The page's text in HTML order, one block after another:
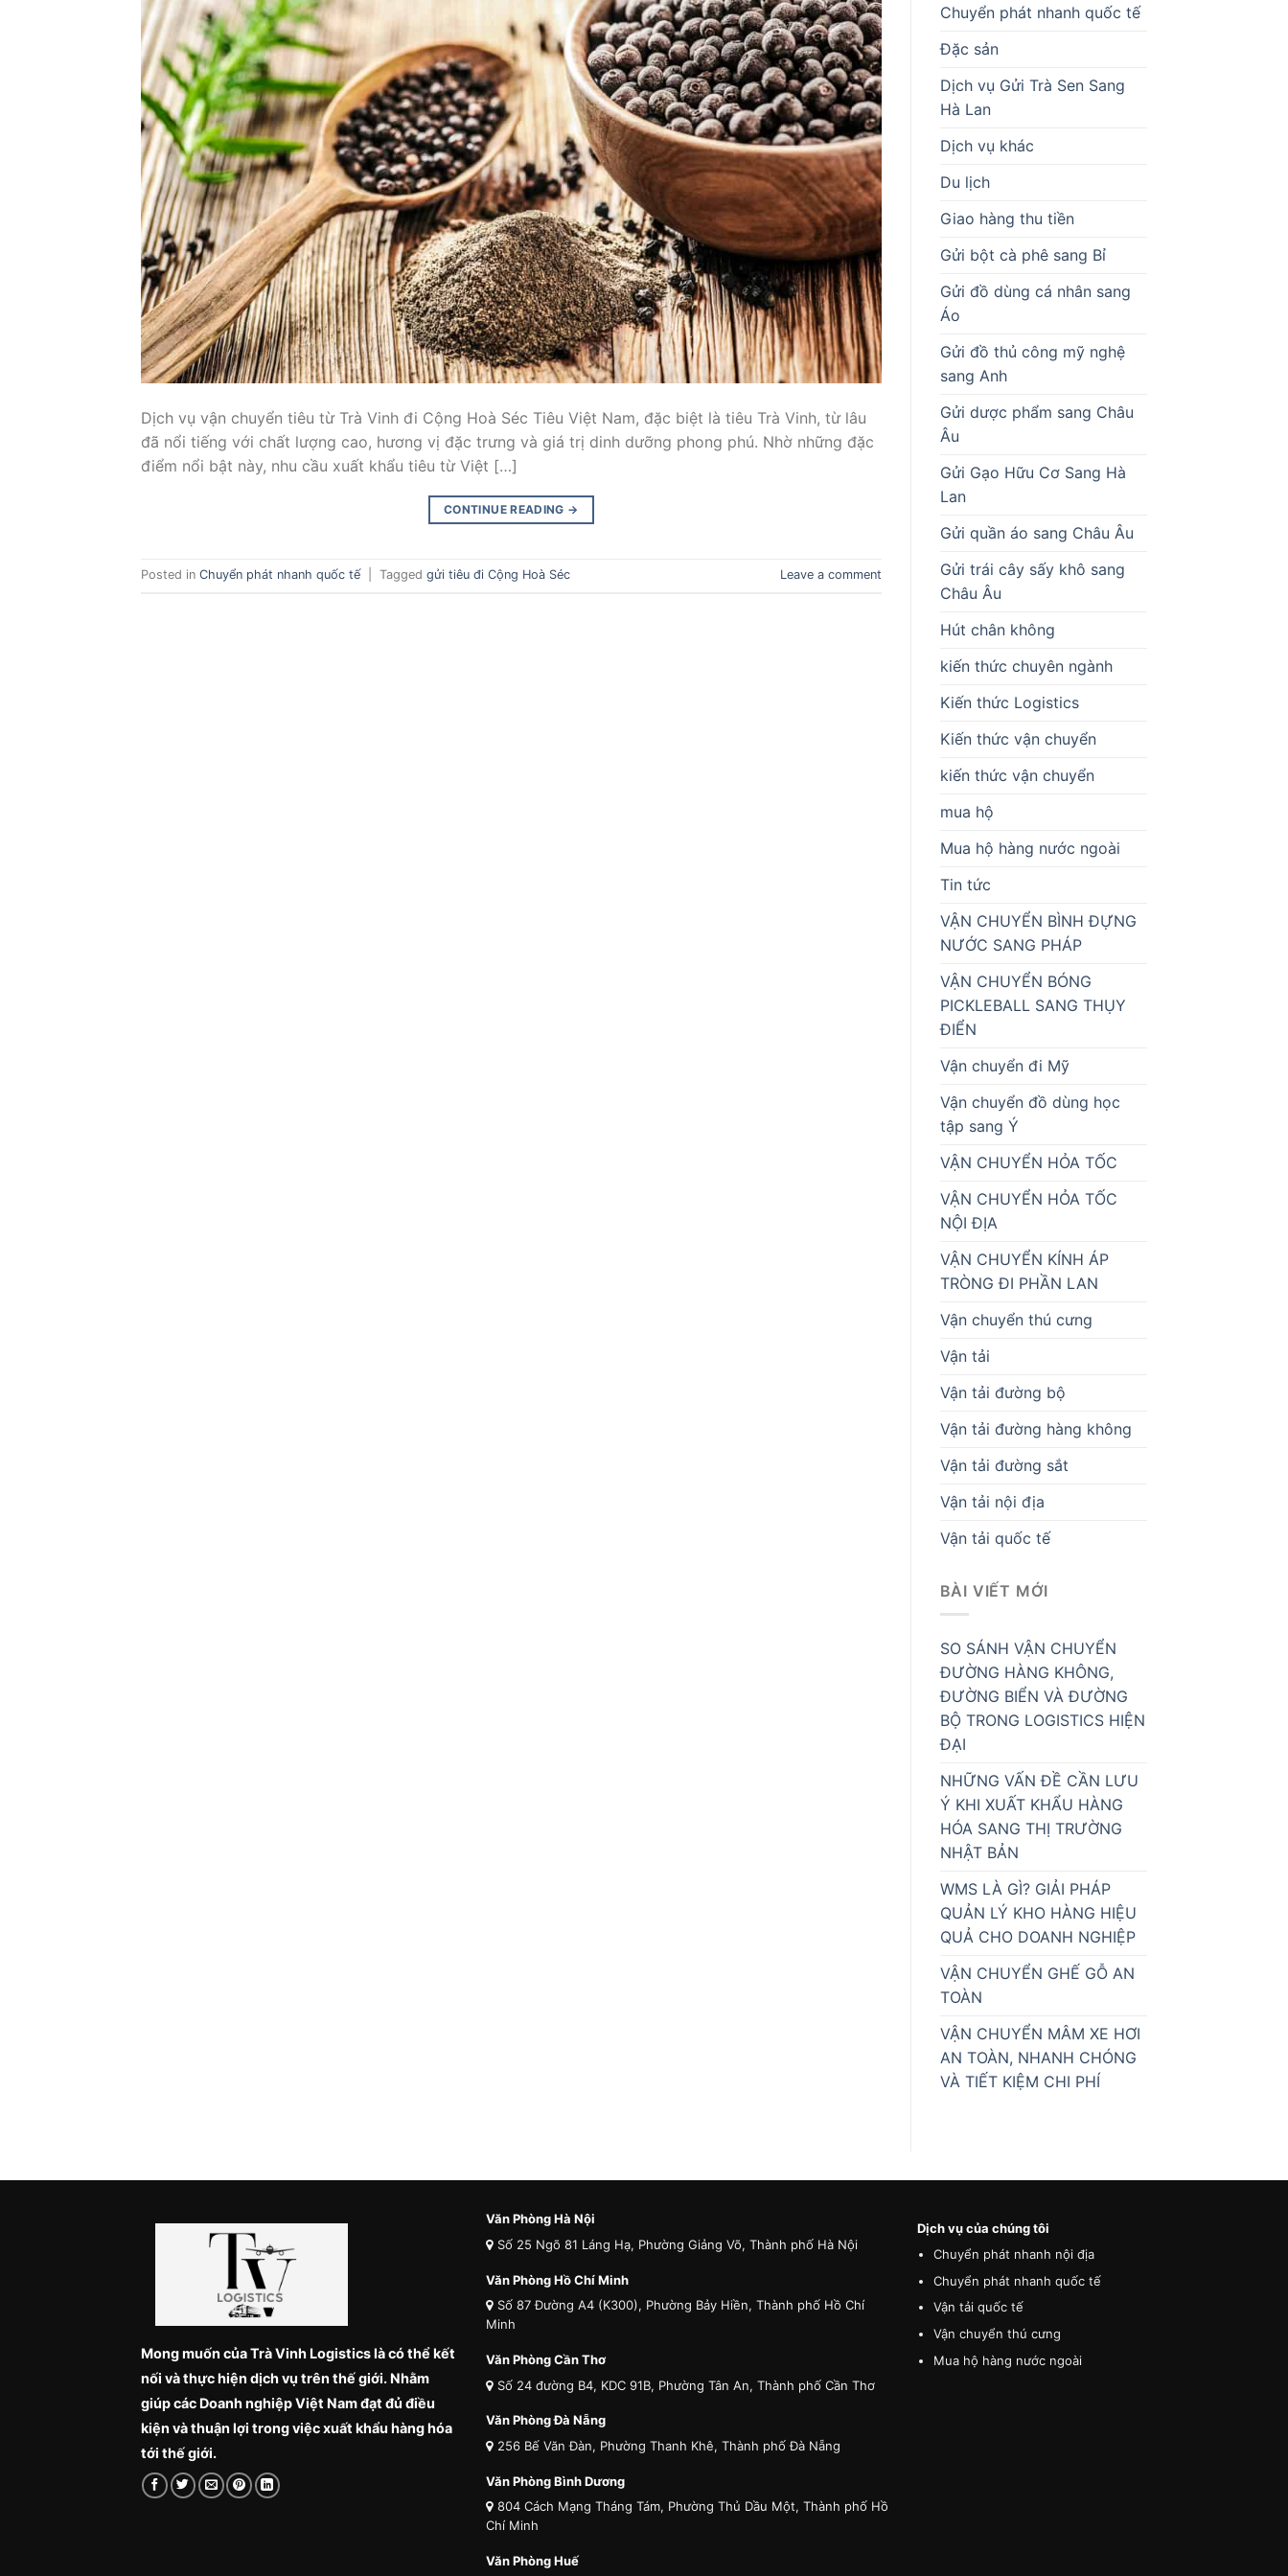
Dịch vụ vận chuyển tiêu từ Trà Vinh đi Cộng Hoà Séc Tiêu Việt Nam, đặc biệt là tiêu Trà Vinh, từ lâu
đã nổi tiếng với chất lượng cao, hương vị đặc trưng và giá trị dinh dưỡng phong phú. Nhờ những đặc
điểm nổi bật này, nhu cầu xuất khẩu tiêu từ Việt […]
CONTINUE READING →
Posted in Chuyển phát nhanh quốc tế Tagged gửi tiêu đi Cộng Hoà Séc Leave a comment
Chuyển phát nhanh quốc tế
Đặc sản
Dịch vụ Gửi Trà Sen Sang
Hà Lan
Dịch vụ khác
Du lịch
Giao hàng thu tiền
Gửi bột cà phê sang Bỉ
Gửi đồ dùng cá nhân sang
Áo
Gửi đồ thủ công mỹ nghệ
sang Anh
Gửi dược phẩm sang Châu
Âu
Gửi Gạo Hữu Cơ Sang Hà
Lan
Gửi quần áo sang Châu Âu
Gửi trái cây sấy khô sang
Châu Âu
Hút chân không
kiến thức chuyên ngành
Kiến thức Logistics
Kiến thức vận chuyển
kiến thức vận chuyển
mua hộ
Mua hộ hàng nước ngoài
Tin tức
VẬN CHUYỂN BÌNH ĐỰNG
NƯỚC SANG PHÁP
VẬN CHUYỂN BÓNG
PICKLEBALL SANG THỤY
ĐIỂN
Vận chuyển đi Mỹ
Vận chuyển đồ dùng học
tập sang Ý
VẬN CHUYỂN HỎA TỐC
VẬN CHUYỂN HỎA TỐC
NỘI ĐỊA
VẬN CHUYỂN KÍNH ÁP
TRÒNG ĐI PHẦN LAN
Vận chuyển thú cưng
Vận tải
Vận tải đường bộ
Vận tải đường hàng không
Vận tải đường sắt
Vận tải nội địa
Vận tải quốc tế
BÀI VIẾT MỚI
SO SÁNH VẬN CHUYỂN
ĐƯỜNG HÀNG KHÔNG,
ĐƯỜNG BIỂN VÀ ĐƯỜNG
BỘ TRONG LOGISTICS HIỆN
ĐẠI
NHỮNG VẤN ĐỀ CẦN LƯU
Ý KHI XUẤT KHẨU HÀNG
HÓA SANG THỊ TRƯỜNG
NHẬT BẢN
WMS LÀ GÌ? GIẢI PHÁP
QUẢN LÝ KHO HÀNG HIỆU
QUẢ CHO DOANH NGHIỆP
VẬN CHUYỂN GHẾ GỖ AN
TOÀN
VẬN CHUYỂN MÂM XE HƠI
AN TOÀN, NHANH CHÓNG
VÀ TIẾT KIỆM CHI PHÍ
Mong muốn của Trà Vinh Logistics là có thể kết
nối và thực hiện dịch vụ trên thế giới. Nhằm
giúp các Doanh nghiệp Việt Nam đạt đủ điều
kiện và thuận lợi trong việc xuất khẩu hàng hóa
tới thế giới.
Văn Phòng Hà Nội
Số 25 Ngõ 81 Láng Hạ, Phường Giảng Võ, Thành phố Hà Nội
Văn Phòng Hồ Chí Minh
Số 87 Đường A4 (K300), Phường Bảy Hiền, Thành phố Hồ Chí
Minh
Văn Phòng Cần Thơ
Số 24 đường B4, KDC 91B, Phường Tân An, Thành phố Cần Thơ
Văn Phòng Đà Nẵng
256 Bế Văn Đàn, Phường Thanh Khê, Thành phố Đà Nẵng
Văn Phòng Bình Dương
804 Cách Mạng Tháng Tám, Phường Thủ Dầu Một, Thành phố Hồ
Chí Minh
Văn Phòng Huế
Dịch vụ của chúng tôi
Chuyển phát nhanh nội địa
Chuyển phát nhanh quốc tế
Vận tải quốc tế
Vận chuyển thú cưng
Mua hộ hàng nước ngoài